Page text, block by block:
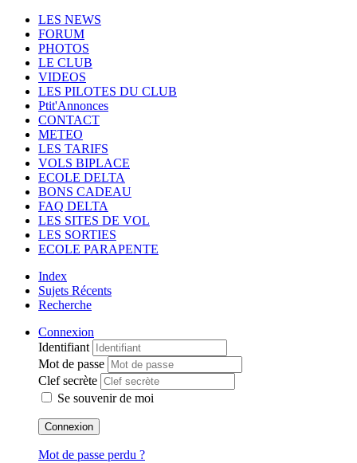
LES NEWS
FORUM
PHOTOS
LE CLUB
VIDEOS
LES PILOTES DU CLUB
Ptit'Annonces
CONTACT
METEO
LES TARIFS
VOLS BIPLACE
ECOLE DELTA
BONS CADEAU
FAQ DELTA
LES SITES DE VOL
LES SORTIES
ECOLE PARAPENTE
Index
Sujets Récents
Recherche
Connexion
Identifiant
Mot de passe
Clef secrète
Se souvenir de moi
Connexion
Mot de passe perdu ?